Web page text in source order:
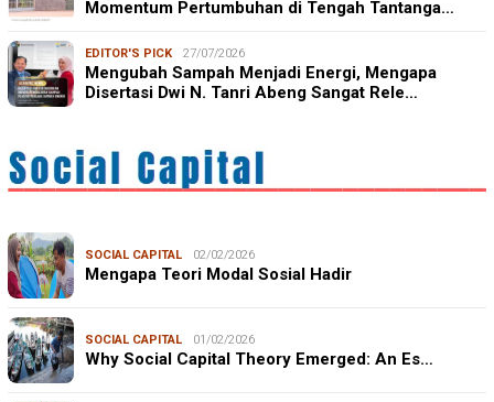
Momentum Pertumbuhan di Tengah Tantanga…
EDITOR'S PICK 27/07/2026
Mengubah Sampah Menjadi Energi, Mengapa
Disertasi Dwi N. Tanri Abeng Sangat Rele…
SOCIAL CAPITAL 02/02/2026
Mengapa Teori Modal Sosial Hadir
SOCIAL CAPITAL 01/02/2026
Why Social Capital Theory Emerged: An Es…